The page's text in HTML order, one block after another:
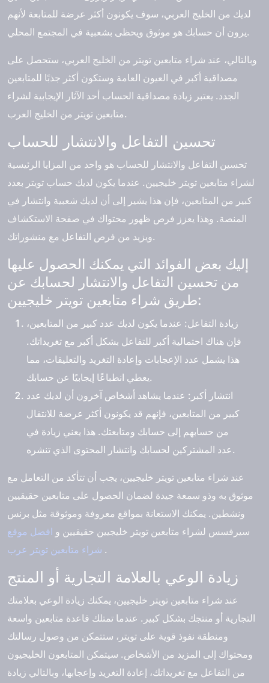
لديك من الخليج العربي، سوف يكونون أكثر عرضة للمتابعة لأنهم
يرون أن حسابك هو موثوق ويحظى بشعبية في المجتمع المحلي.
وبالتالي، عند شراء متابعين تويتر من الخليج العربي، ستحصل على
مصداقية أكبر في العيون العامة وستكون أكثر جذبًا للمتابعين
الجدد. يعتبر زيادة مصداقية الحساب أحد الآثار الإيجابية لشراء
متابعين تويتر من الخليج العرب.
تحسين التفاعل والانتشار للحساب
تحسين التفاعل والانتشار للحساب هو واحد من المزايا الرئيسية
لشراء متابعين تويتر خليجيين. عندما يكون لديك حساب تويتر بعدد
كبير من المتابعين، فإن هذا يشير إلى أن لديك شعبية وانتشار في
المنصة. وهذا يعزز فرص ظهور محتواك في صفحة الاستكشاف
ويزيد من فرص التفاعل مع منشوراتك.
إليك بعض الفوائد التي يمكنك الحصول عليها
من تحسين التفاعل والانتشار لحسابك عن
طريق شراء متابعين تويتر خليجيين:
زيادة التفاعل: عندما يكون لديك عدد كبير من المتابعين،
فإن هناك احتمالية أكبر للتفاعل بشكل أكبر مع تغريداتك.
هذا يشمل عدد الإعجابات وإعادة التغريد والتعليقات، مما
يعطي انطباعًا إيجابيًا عن حسابك.
انتشار أكبر : عندما يشاهد أشخاص آخرون أن لديك عدد
كبير من المتابعين، فإنهم قد يكونون أكثر عرضة للانتقال
من حسابهم إلى حسابك ومتابعتك. هذا يعني زيادة في
عدد المشتركين لحسابك وانتشار المحتوى الذي تنشره.
عند شراء متابعين تويتر خليجيين، يجب أن تتأكد من التعامل مع
موثوق به وذو سمعة جيدة لضمان الحصول على متابعين حقيقيين
ونشطين. يمكنك الاستعانة بمواقع معروفة وموثوقة مثل برنس
سيرفسس لشراء متابعين تويتر خليجيين حقيقيين و افضل موقع
شراء متابعين تويتر عرب .
زيادة الوعي بالعلامة التجارية أو المنتج
عند شراء متابعين تويتر خليجيين، يمكنك زيادة الوعي بعلامتك
التجارية أو منتجك بشكل كبير. عندما تمتلك قاعدة متابعين واسعة
ومنطقة نفوذ قوية على تويتر، ستتمكن من وصول رسالتك
ومحتواك إلى المزيد من الأشخاص. سيتمكن المتابعون الخليجيون
من التفاعل مع تغريداتك، إعادة التغريد وإعجابها، وبالتالي زيادة